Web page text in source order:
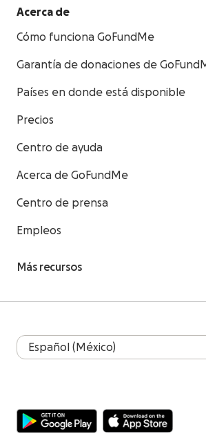
Acerca de
Cómo funciona GoFundMe
Garantía de donaciones de
Países en donde está disponible
Precios
Centro de ayuda
Acerca de GoFundMe
Centro de prensa
Empleos
Más recursos